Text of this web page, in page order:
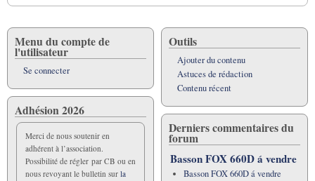
Menu du compte de
l'utilisateur
Se connecter
Adhésion 2026
Merci de nous soutenir en
adhérent à l’association.
Possibilité de régler par CB ou en
nous revoyant le bulletin sur la
Outils
Ajouter du contenu
Astuces de rédaction
Contenu récent
Derniers commentaires du
forum
Basson FOX 660D á vendre
Basson FOX 660D á vendre